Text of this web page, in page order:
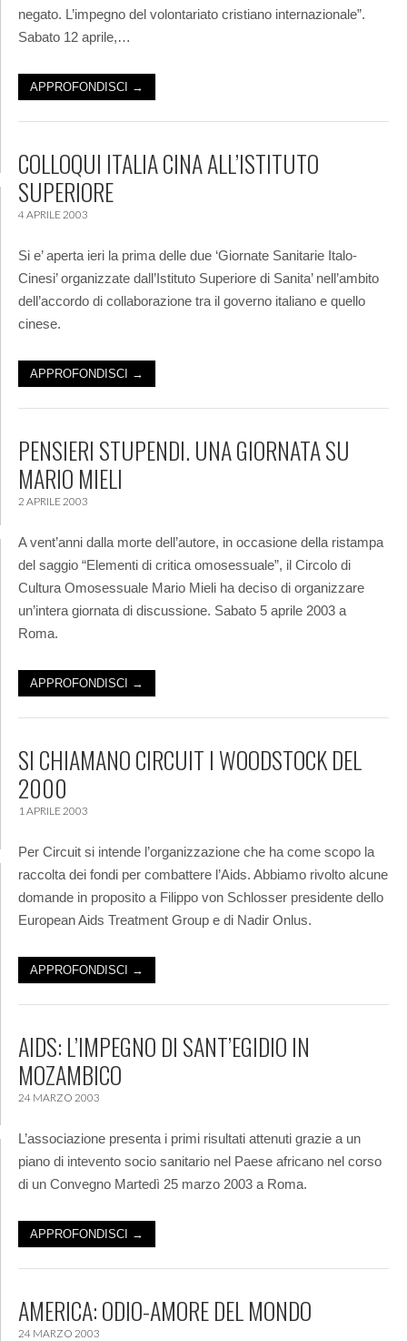
negato. L’impegno del volontariato cristiano internazionale”.
Sabato 12 aprile,…
APPROFONDISCI →
COLLOQUI ITALIA CINA ALL’ISTITUTO
SUPERIORE
4 APRILE 2003
Si e’ aperta ieri la prima delle due ‘Giornate Sanitarie Italo-
Cinesi’ organizzate dall’Istituto Superiore di Sanita’ nell’ambito
dell’accordo di collaborazione tra il governo italiano e quello
cinese.
APPROFONDISCI →
PENSIERI STUPENDI. UNA GIORNATA SU
MARIO MIELI
2 APRILE 2003
A vent’anni dalla morte dell’autore, in occasione della ristampa
del saggio “Elementi di critica omosessuale”, il Circolo di
Cultura Omosessuale Mario Mieli ha deciso di organizzare
un’intera giornata di discussione. Sabato 5 aprile 2003 a
Roma.
APPROFONDISCI →
SI CHIAMANO CIRCUIT I WOODSTOCK DEL
2000
1 APRILE 2003
Per Circuit si intende l’organizzazione che ha come scopo la
raccolta dei fondi per combattere l’Aids. Abbiamo rivolto alcune
domande in proposito a Filippo von Schlosser presidente dello
European Aids Treatment Group e di Nadir Onlus.
APPROFONDISCI →
AIDS: L’IMPEGNO DI SANT’EGIDIO IN
MOZAMBICO
24 MARZO 2003
L’associazione presenta i primi risultati attenuti grazie a un
piano di intevento socio sanitario nel Paese africano nel corso
di un Convegno Martedì 25 marzo 2003 a Roma.
APPROFONDISCI →
AMERICA: ODIO-AMORE DEL MONDO
24 MARZO 2003